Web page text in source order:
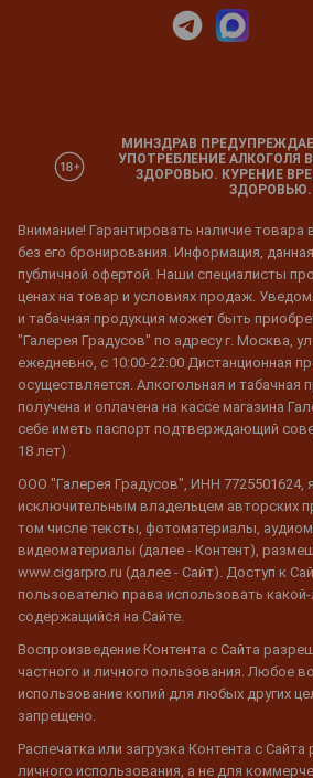
МИНЗДРАВ
УПОТРЕБЛЕНИЕ АЛКОГОЛЯ
ЗДОРОВЬЮ. КУРЕНИЕ
ЗДОРОВЬЮ.
Внимание! Гарантировать наличие товара
без его бронирования. Информация, данная
публичной офертой. Наши специалисты
ценах на товар и условиях продаж.
и табачная продукция может быть
"Галерея Градусов" по адресу г. Москва,
ежедневно, с 10:00-22:00 Дистанционная
осуществляется. Алкогольная и табачная
получена и оплачена на кассе магазина
себе иметь паспорт подтверждающий
18 лет)
ООО "Галерея Градусов", ИНН 7725501624,
исключительным владельцем авторских
том числе тексты, фотоматериалы,
видеоматериалы (далее - Контент),
www.cigarpro.ru (далее - Сайт). Доступ к
пользователю права использовать какой-
содержащийся на Сайте.
Воспроизведение Контента с Сайта
частного и личного пользования. Любое
использование копий для любых других
запрещено.
Распечатка или загрузка Контента с
личного использования, а не для